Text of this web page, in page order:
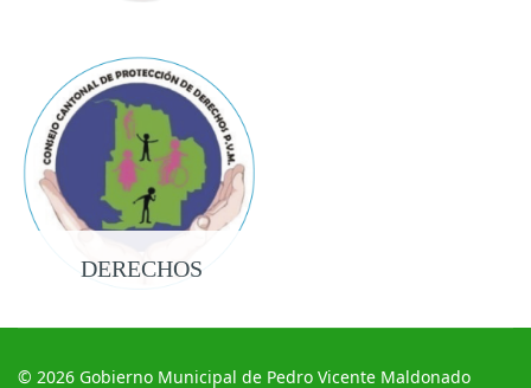
DERECHOS
© 2026 Gobierno Municipal de Pedro Vicente Maldonado